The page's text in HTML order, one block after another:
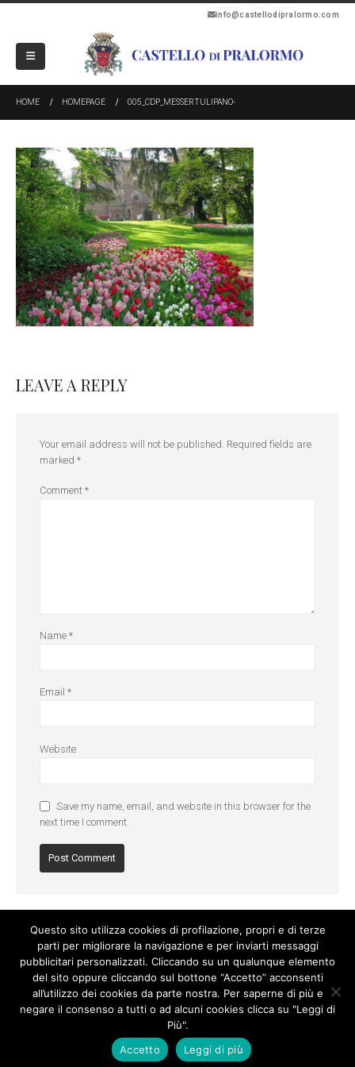
info@castellodipralormo.com
HOME HOMEPAGE 005_CDP_MESSERTULIPANO-
LEAVE A REPLY
Your email address will not be published. Required fields are
marked *
Comment *
Name *
Email *
Website
Save my name, email, and website in this browser for the
next time I comment.
Privacy Policy
© Copyright 2017. All Rights Reserved.
Questo sito utilizza cookies di profilazione, propri e di terze
parti per migliorare la navigazione e per inviarti messaggi
pubblicitari personalizzati. Cliccando su un qualunque elemento
del sito oppure cliccando sul bottone “Accetto” acconsenti
all’utilizzo dei cookies da parte nostra. Per saperne di più e
negare il consenso a tutti o ad alcuni cookies clicca su "Leggi di
Più".
Accetto
Leggi di più